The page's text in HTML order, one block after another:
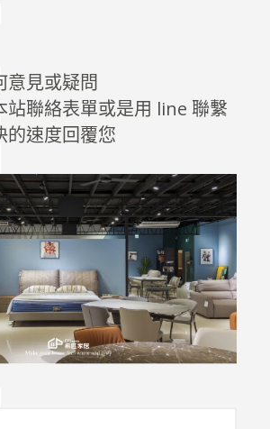
意見或疑問
站聯絡表單或是用 line 聯繫
的速度回覆您